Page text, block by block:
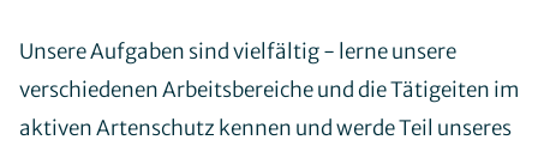
Unsere Aufgaben sind vielfältig - lerne unsere
verschiedenen Arbeitsbereiche und die Tätigeiten im
aktiven Artenschutz kennen und werde Teil unseres